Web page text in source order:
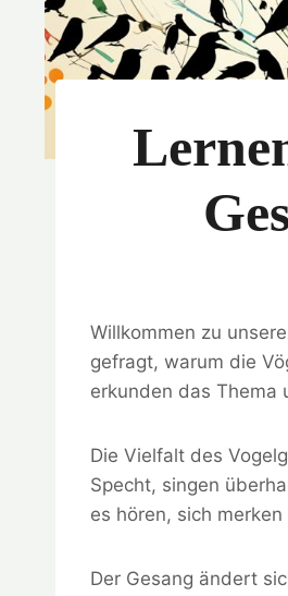
Willkommen zu
gefragt, warum die
erkunden das Thema
Die Vielfalt des
Specht, singen
es hören, sich
Der Gesang ändert